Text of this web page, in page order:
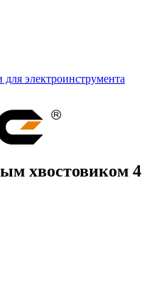
электроинструмента
хвостовиком 4